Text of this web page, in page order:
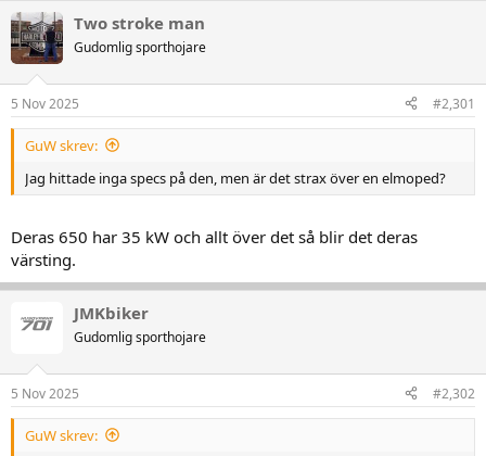
a
d
s
t
a
r
t
e
d
a
e
Two stroke man
Gudomlig sporthojare
5 Nov 2025 #2,301
GuW skrev:
Jag hittade inga specs på den, men är det strax över en elmoped?
Deras 650 har 35 kW och allt över det så blir det deras
värsting.
JMKbiker
Gudomlig sporthojare
5 Nov 2025 #2,302
GuW skrev: